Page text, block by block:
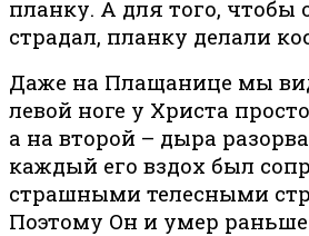
планку. А для того, чтобы
страдал, планку делали
Даже на Плащанице мы
левой ноге у Христа
а на второй – дыра
каждый его вздох был
страшными телесными
Поэтому Он и умер раньше